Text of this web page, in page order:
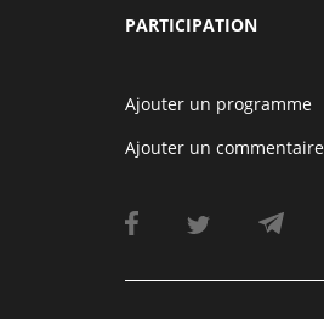
PARTICIPATION
Ajouter un programme
Ajouter un